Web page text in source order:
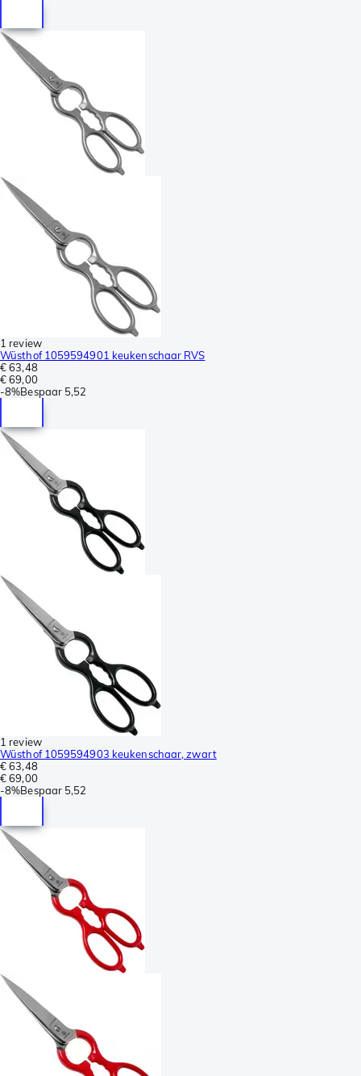
1 review
Wüsthof 1059594901 keukenschaar RVS
€ 63,48
€ 69,00
-8%Bespaar 5,52
1 review
Wüsthof 1059594903 keukenschaar, zwart
€ 63,48
€ 69,00
-8%Bespaar 5,52